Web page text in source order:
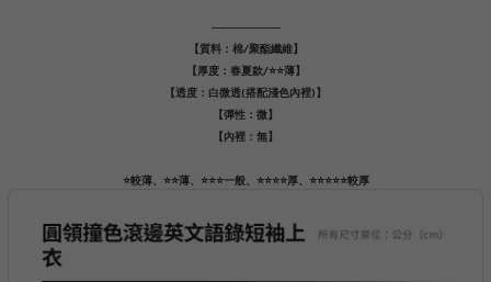
---------------------
【質料：棉/聚酯纖維】
【厚度：春夏款/⭐️⭐️薄】
【透度：白微透(搭配淺色內裡)】
【彈性：微】
【內裡：無】
⭐️較薄、⭐️⭐️薄、⭐️⭐️⭐️一般、⭐️⭐️⭐️⭐️厚、⭐️⭐️⭐️⭐️⭐️較厚